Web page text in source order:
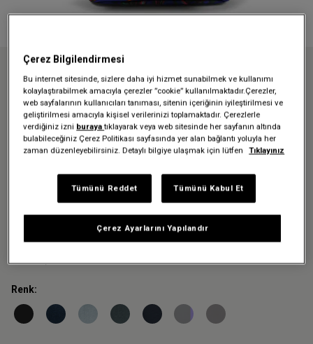
Anasayfa Sırt Çantaları
Okul çantaları
BACK TO WORK BRIZE PALM NAVY SIRT ÇANTASI
Üzgünüz - bu ürün artık
mevcut değil
BACK TO WORK BRIZE PALM
NAVY SIRT ÇANTASI
2.519,30 TL
3.599,00 TL -%30
Renk:
Çerez Bilgilendirmesi
Bu internet sitesinde, sizlere daha iyi hizmet sunabilmek ve kullanımı
kolaylaştırabilmek amacıyla çerezler ”cookie” kullanılmaktadır.Çerezler,
web sayfalarının kullanıcıları tanıması, sitenin içeriğinin iyileştirilmesi ve
geliştirilmesi amacıyla kişisel verilerinizi toplamaktadır. Çerezlerle
verdiğiniz izni burayatıklayarak veya web sitesinde her sayfanın altında
bulabileceğiniz Çerez Politikası sayfasında yer alan bağlantı yoluyla her
zaman düzenleyebilirsiniz. Detaylı bilgiye ulaşmak için lütfen
Tıklayınız
Çerez Ayarlarını Yapılandır
Tümünü Reddet Tümünü Kabul Et